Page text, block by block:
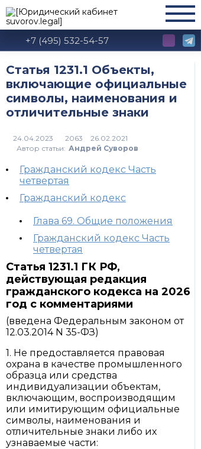
+7 (495) 532-54-57
Статья 1231.1 Объекты,
включающие официальные
символы, наименования и
отличительные знаки
2063
Автор статьи: Андрей Суворов
Гражданский кодекс Часть
четвертая
Гражданский кодекс
Глава 69. Общие положения
Гражданский кодекс Часть
четвертая
Статья 1231.1 ГК РФ,
действующая редакция
гражданского кодекса на 2026
год с комментариями
(введена Федеральным законом от
12.03.2014 N 35-ФЗ)
1. Не предоставляется правовая
охрана в качестве промышленного
образца или средства
индивидуализации объектам,
включающим, воспроизводящим
или имитирующим официальные
символы, наименования и
отличительные знаки либо их
узнаваемые части: